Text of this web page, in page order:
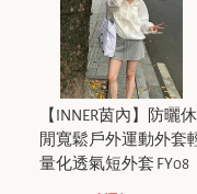
【INNER茵內】防曬休
閒寬鬆戶外運動外套
量化透氣短外套 FY08